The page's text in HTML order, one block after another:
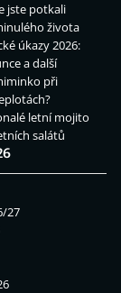
jste potkali
života
úkazy 2026:
a další
při
letní mojito
salátů
27